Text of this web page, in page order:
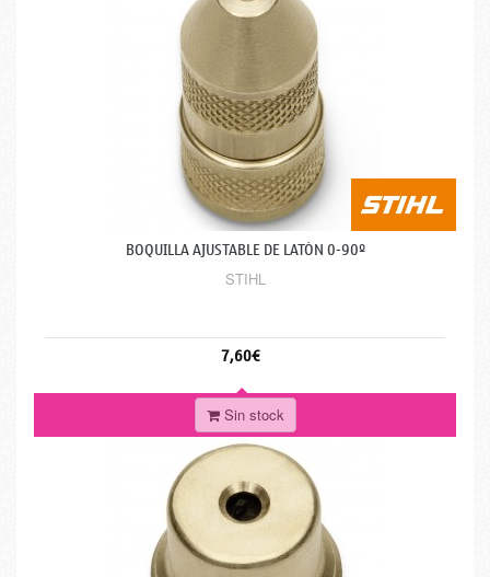
BOQUILLA AJUSTABLE DE LATÓN 0-90º
STIHL
7,60€
Sin stock